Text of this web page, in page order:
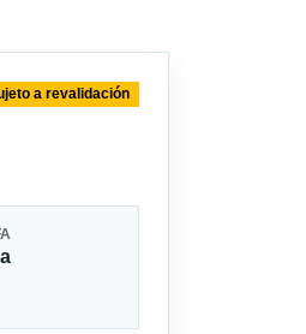
a revalidación